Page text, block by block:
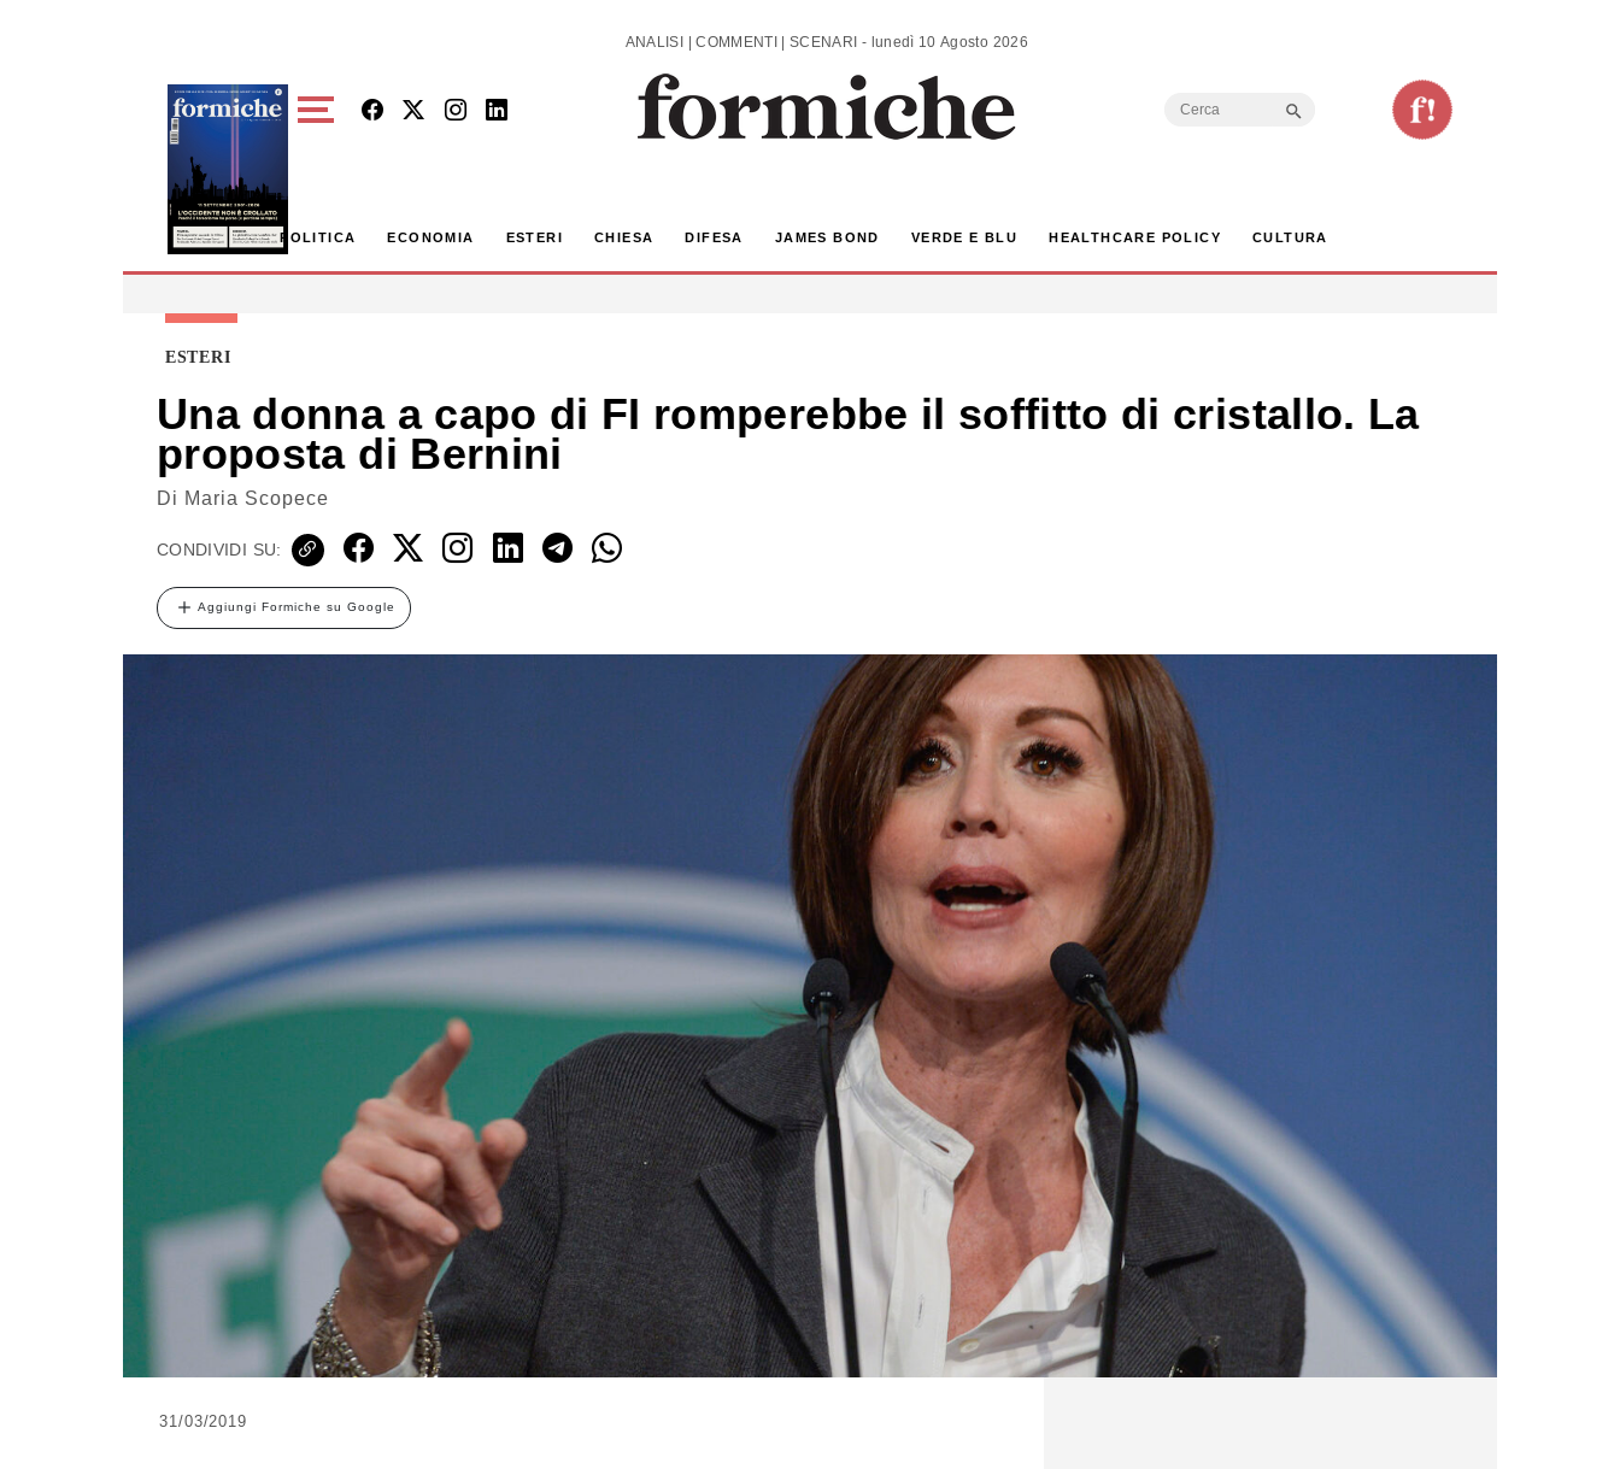
ANALISI | COMMENTI | SCENARI - lunedì 10 Agosto 2026
Search
POLITICA ECONOMIA ESTERI CHIESA DIFESA JAMES BOND VERDE E BLU HEALTHCARE POLICY CULTURA
ESTERI
Una donna a capo di FI romperebbe il soffitto di cristallo. La
proposta di Bernini
Di Maria Scopece
CONDIVIDI SU:
Aggiungi Formiche su Google
31/03/2019